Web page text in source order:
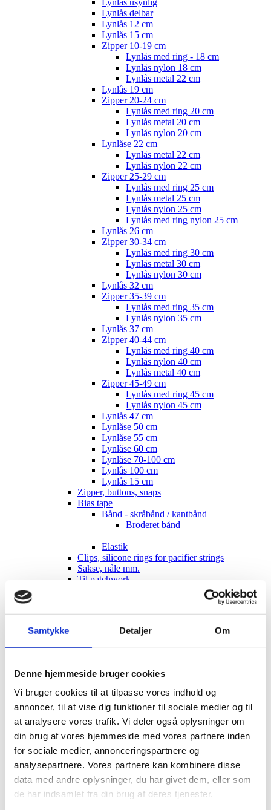
Samtykke Detaljer Om
Denne hjemmeside bruger cookies
Vi bruger cookies til at tilpasse vores indhold og
annoncer, til at vise dig funktioner til sociale medier og til
at analysere vores trafik. Vi deler også oplysninger om
din brug af vores hjemmeside med vores partnere inden
for sociale medier, annonceringspartnere og
analysepartnere. Vores partnere kan kombinere disse
data med andre oplysninger, du har givet dem, eller som
de har indsamlet fra din brug af deres tjenester.
Lynlås usynlig
Lynlås delbar
Lynlås 12 cm
Lynlås 15 cm
Zipper 10-19 cm
Lynlås med ring - 18 cm
Lynlås nylon 18 cm
Lynlås metal 22 cm
Lynlås 19 cm
Zipper 20-24 cm
Lynlås med ring 20 cm
Lynlås metal 20 cm
Lynlås nylon 20 cm
Lynlåse 22 cm
Lynlås metal 22 cm
Lynlås nylon 22 cm
Zipper 25-29 cm
Lynlås med ring 25 cm
Lynlås metal 25 cm
Lynlås nylon 25 cm
Lynlås med ring nylon 25 cm
Lynlås 26 cm
Zipper 30-34 cm
Lynlås med ring 30 cm
Lynlås metal 30 cm
Lynlås nylon 30 cm
Lynlås 32 cm
Zipper 35-39 cm
Lynlås med ring 35 cm
Lynlås nylon 35 cm
Lynlås 37 cm
Zipper 40-44 cm
Lynlås med ring 40 cm
Lynlås nylon 40 cm
Lynlås metal 40 cm
Zipper 45-49 cm
Lynlås med ring 45 cm
Lynlås nylon 45 cm
Lynlås 47 cm
Lynlåse 50 cm
Lynlåse 55 cm
Lynlåse 60 cm
Lynlåse 70-100 cm
Lynlås 100 cm
Lynlås 15 cm
Zipper, buttons, snaps
Bias tape
Bånd - skråbånd / kantbånd
Broderet bånd
Elastik
Clips, silicone rings for pacifier strings
Sakse, nåle mm.
Til patchwork
Symønstre baby
Symønstre voksen
Symønstre nederdele
Symønstre kjoler
Symønstre overtøj
Sybøger
The Assembly Line
Onion
Merchant and Mills
Minikrea
New Look
Tauko Magazine
Symønstre andet
DIY lav-selv sy-, strikke-, hækle-kit
Holiday-prices Liberty Fabrics